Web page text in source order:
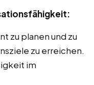
zu planen und zu
zu erreichen.
im